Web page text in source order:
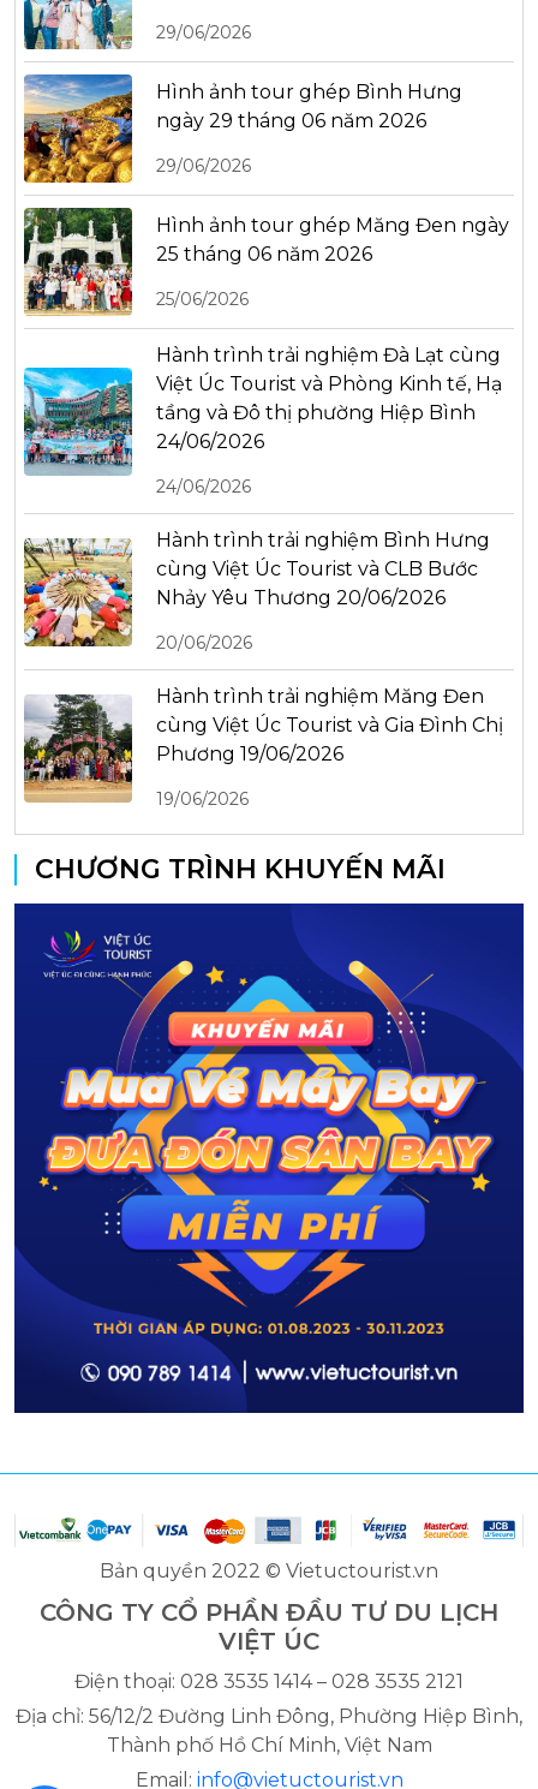
29/06/2026
Hình ảnh tour ghép Bình Hưng
ngày 29 tháng 06 năm 2026
29/06/2026
Hình ảnh tour ghép Măng Đen ngày
25 tháng 06 năm 2026
25/06/2026
Hành trình trải nghiệm Đà Lạt cùng
Việt Úc Tourist và Phòng Kinh tế, Hạ
tầng và Đô thị phường Hiệp Bình
24/06/2026
24/06/2026
Hành trình trải nghiệm Bình Hưng
cùng Việt Úc Tourist và CLB Bước
Nhảy Yêu Thương 20/06/2026
20/06/2026
Hành trình trải nghiệm Măng Đen
cùng Việt Úc Tourist và Gia Đình Chị
Phương 19/06/2026
19/06/2026
CHƯƠNG TRÌNH KHUYẾN MÃI
Bản quyền 2022 © Vietuctourist.vn
CÔNG TY CỔ PHẦN ĐẦU TƯ DU LỊCH
VIỆT ÚC
Điện thoại: 028 3535 1414 – 028 3535 2121
Địa chỉ: 56/12/2 Đường Linh Đông, Phường Hiệp Bình,
Thành phố Hồ Chí Minh, Việt Nam
Email: info@vietuctourist.vn